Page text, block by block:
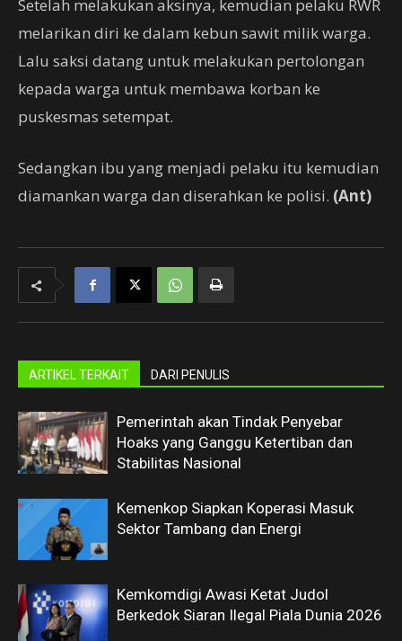
Setelah melakukan aksinya, kemudian pelaku RWR
melarikan diri ke dalam kebun sawit milik warga.
Lalu saksi datang untuk melakukan pertolongan
kepada warga untuk membawa korban ke
puskesmas setempat.
Sedangkan ibu yang menjadi pelaku itu kemudian
diamankan warga dan diserahkan ke polisi. (Ant)
ARTIKEL TERKAIT DARI PENULIS
Pemerintah akan Tindak Penyebar
Hoaks yang Ganggu Ketertiban dan
Stabilitas Nasional
Kemenkop Siapkan Koperasi Masuk
Sektor Tambang dan Energi
Kemkomdigi Awasi Ketat Judol
Berkedok Siaran Ilegal Piala Dunia 2026